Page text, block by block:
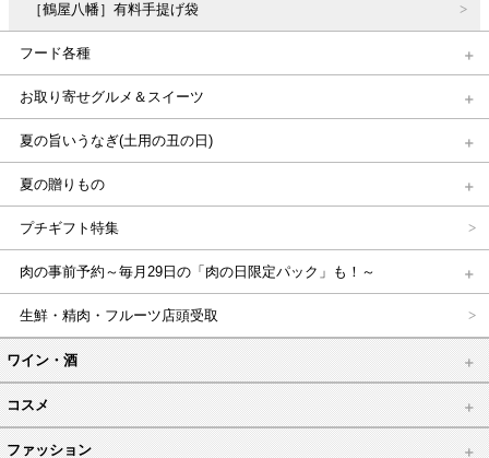
［鶴屋八幡］有料手提げ袋
フード各種
お取り寄せグルメ＆スイーツ
夏の旨いうなぎ(土用の丑の日)
夏の贈りもの
プチギフト特集
肉の事前予約～毎月29日の「肉の日限定パック」も！～
生鮮・精肉・フルーツ店頭受取
ワイン・酒
コスメ
ファッション